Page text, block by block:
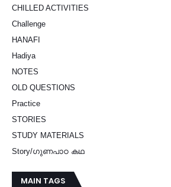
CHILLED ACTIVITIES
Challenge
HANAFI
Hadiya
NOTES
OLD QUESTIONS
Practice
STORIES
STUDY MATERIALS
Story/ഗുണപാഠ കഥ
MAIN TAGS